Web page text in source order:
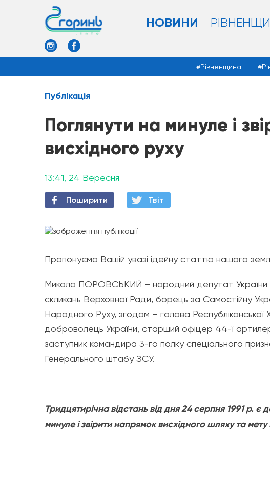
НОВИНИ
Рівненщина
Публікація
Поглянути на минуле і
висхідного руху
13:41, 24 Вересня
Поширити Твiт
Пропонуємо Вашій увазі ідейну статтю нашого
Микола ПОРОВСЬКИЙ – народний депутат України
скликань Верховної Ради, борець за Самостійну
Народного Руху, згодом – голова Республіканської
доброволець України, старший офіцер 44-ї
заступник командира 3-го полку спеціального
Генерального штабу ЗСУ.
Тридцятирічна відстань від дня 24 серпня 1991 р.
минуле і звірити напрямок висхідного шляху та мету